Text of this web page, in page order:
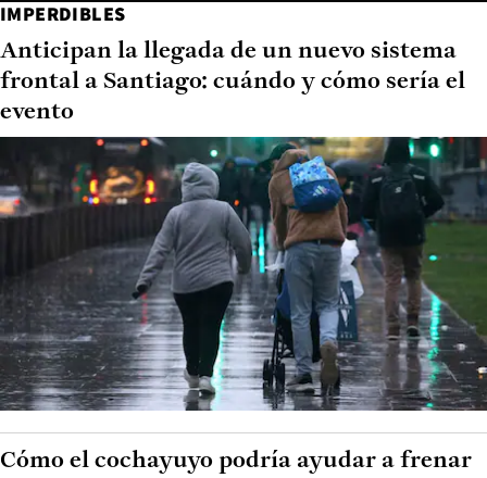
IMPERDIBLES
Anticipan la llegada de un nuevo sistema
frontal a Santiago: cuándo y cómo sería el
evento
Cómo el cochayuyo podría ayudar a frenar